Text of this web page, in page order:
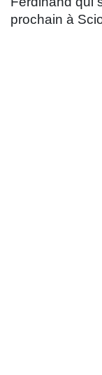
prochain à